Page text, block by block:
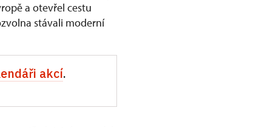
a otevřel cestu
stávali moderní
akcí.